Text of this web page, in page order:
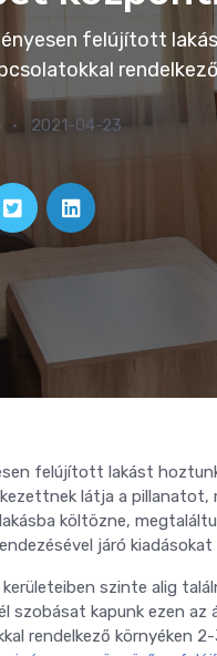
felújított
2021-04-23
felújított lakást
látja a
költözne,
járó
szinte alig
szobásat kapunk ezen az
rendelkező környéken